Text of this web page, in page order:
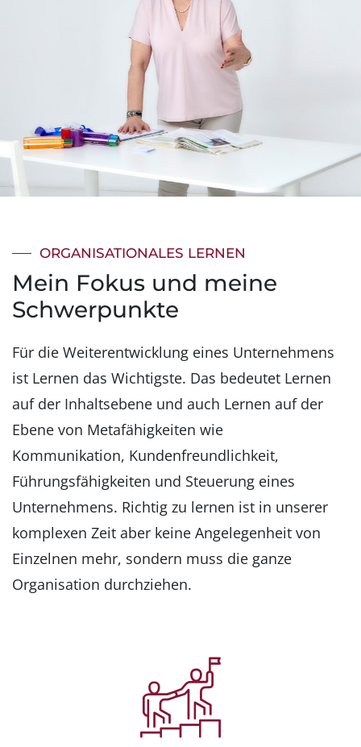
ORGANISATIONALES LERNEN
Mein Fokus und meine
Schwerpunkte
Für die Weiterentwicklung eines Unternehmens
ist Lernen das Wichtigste. Das bedeutet Lernen
auf der Inhaltsebene und auch Lernen auf der
Ebene von Metafähigkeiten wie
Kommunikation, Kundenfreundlichkeit,
Führungsfähigkeiten und Steuerung eines
Unternehmens. Richtig zu lernen ist in unserer
komplexen Zeit aber keine Angelegenheit von
Einzelnen mehr, sondern muss die ganze
Organisation durchziehen.